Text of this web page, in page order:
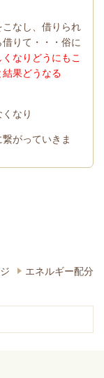
なし、借りられ
りて・・・俗に
なりどうにもこ
果どうなる
なり
がっていきま
エネルギー配分